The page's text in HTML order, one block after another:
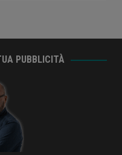
PUBBLICITÀ